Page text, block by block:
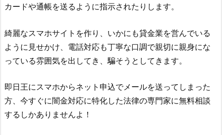
カードや通帳を送るように指示されたりします。
綺麗なスマホサイトを作り、いかにも貸金業を営んでいる
ように見せかけ、電話対応も丁寧な口調で親切に親身にな
っている雰囲気を出してき、騙そうとしてきます。
即日王にスマホからネット申込でメールを送ってしまった
方、今すぐに闇金対応に特化した法律の専門家に無料相談
するしかありませんよ！